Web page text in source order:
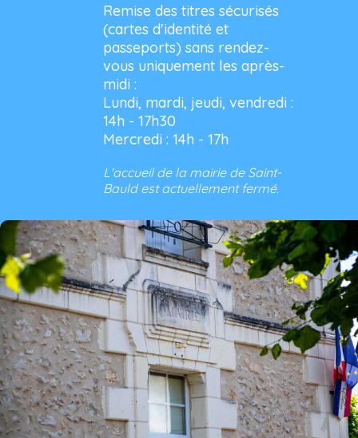
Remise des titres sécurisés
(cartes d'identité et
passeports) sans rendez-
vous uniquement les après-
midi :
Lundi, mardi, jeudi, vendredi :
14h - 17h30
Mercredi : 14h - 17h
L'accueil de la mairie de Saint-
Bauld est actuellement fermé.